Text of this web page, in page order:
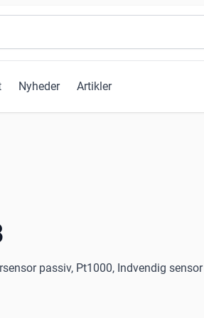
Nyheder Artikler
passiv, Pt1000, Indvendig sensor